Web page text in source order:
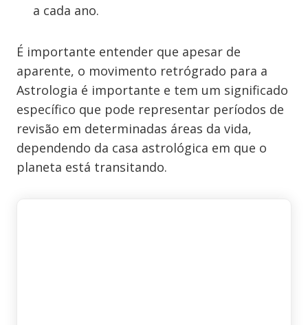
a cada ano.
É importante entender que apesar de
aparente, o movimento retrógrado para a
Astrologia é importante e tem um significado
específico que pode representar períodos de
revisão em determinadas áreas da vida,
dependendo da casa astrológica em que o
planeta está transitando.